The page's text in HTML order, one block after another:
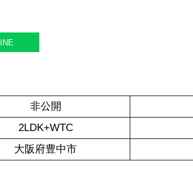
非公開
2LDK+WTC
大阪府豊中市